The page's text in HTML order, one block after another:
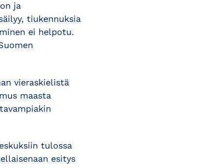
ja
tiukennuksia
ei helpotu.
vieraskielistä
maasta
tulossa
esitys